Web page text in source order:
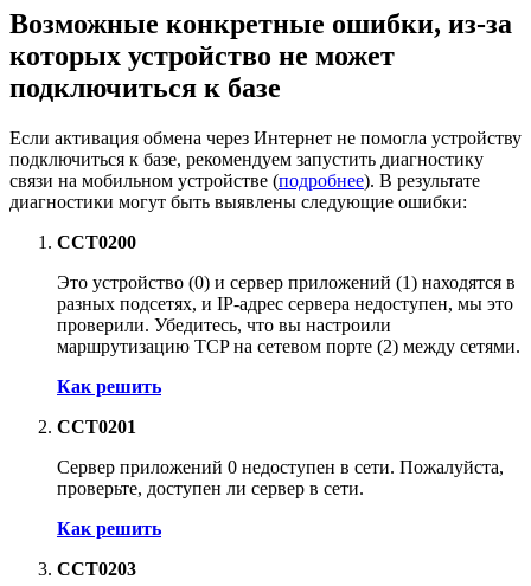
Возможные конкретные ошибки, из-за
которых устройство не может
подключиться к базе
Если активация обмена через Интернет не помогла устройству
подключиться к базе, рекомендуем запустить диагностику
связи на мобильном устройстве (подробнее). В результате
диагностики могут быть выявлены следующие ошибки:
CCT0200
Это устройство (0) и сервер приложений (1) находятся в
разных подсетях, и IP-адрес сервера недоступен, мы это
проверили. Убедитесь, что вы настроили
маршрутизацию TCP на сетевом порте (2) между сетями.
Как решить
CCT0201
Сервер приложений 0 недоступен в сети. Пожалуйста,
проверьте, доступен ли сервер в сети.
Как решить
CCT0203